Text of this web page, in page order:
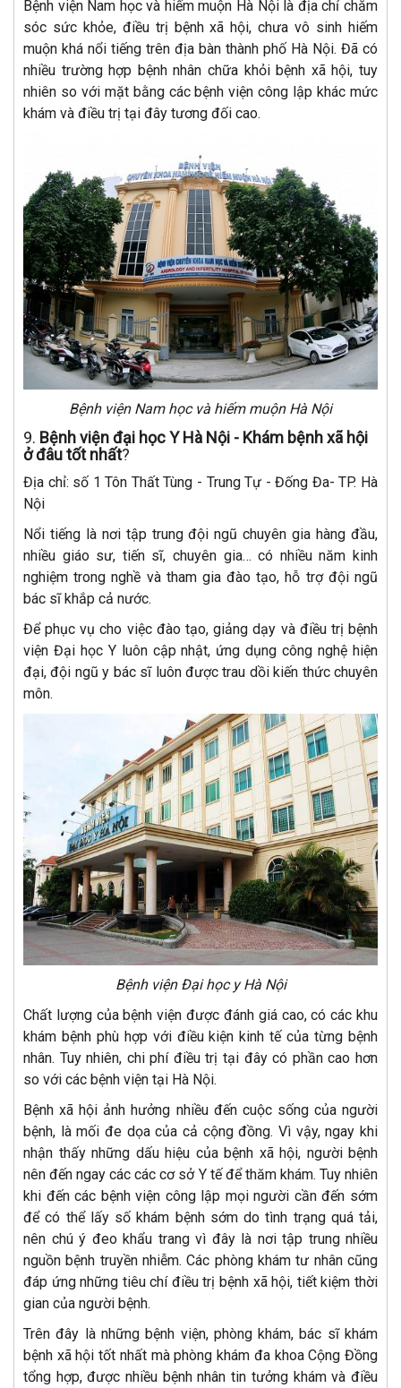
Bệnh viện Nam học và hiếm muộn Hà Nội là địa chỉ chăm
sóc sức khỏe, điều trị bệnh xã hội, chưa vô sinh hiếm
muộn khá nổi tiếng trên địa bàn thành phố Hà Nội. Đã có
nhiều trường hợp bệnh nhân chữa khỏi bệnh xã hội, tuy
nhiên so với mặt bằng các bệnh viện công lập khác mức
khám và điều trị tại đây tương đối cao.
Bệnh viện Nam học và hiếm muộn Hà Nội
9. Bệnh viện đại học Y Hà Nội - Khám bệnh xã hội
ở đâu tốt nhất?
Địa chỉ: số 1 Tôn Thất Tùng - Trung Tự - Đống Đa- TP. Hà
Nội
Nổi tiếng là nơi tập trung đội ngũ chuyên gia hàng đầu,
nhiều giáo sư, tiến sĩ, chuyên gia… có nhiều năm kinh
nghiệm trong nghề và tham gia đào tạo, hỗ trợ đội ngũ
bác sĩ khắp cả nước.
Để phục vụ cho việc đào tạo, giảng dạy và điều trị bệnh
viện Đại học Y luôn cập nhật, ứng dụng công nghệ hiện
đại, đội ngũ y bác sĩ luôn được trau dồi kiến thức chuyên
môn.
Bệnh viện Đại học y Hà Nội
Chất lượng của bệnh viện được đánh giá cao, có các khu
khám bệnh phù hợp với điều kiện kinh tế của từng bệnh
nhân. Tuy nhiên, chi phí điều trị tại đây có phần cao hơn
so với các bệnh viện tại Hà Nội.
Bệnh xã hội ảnh hưởng nhiều đến cuộc sống của người
bệnh, là mối đe dọa của cả cộng đồng. Vì vậy, ngay khi
nhận thấy những dấu hiệu của bệnh xã hội, người bệnh
nên đến ngay các các cơ sở Y tế để thăm khám. Tuy nhiên
khi đến các bệnh viện công lập mọi người cần đến sớm
để có thể lấy số khám bệnh sớm do tình trạng quá tải,
nên chú ý đeo khẩu trang vì đây là nơi tập trung nhiều
nguồn bệnh truyền nhiễm. Các phòng khám tư nhân cũng
đáp ứng những tiêu chí điều trị bệnh xã hội, tiết kiệm thời
gian của người bệnh.
Trên đây là những bệnh viện, phòng khám, bác sĩ khám
bệnh xã hội tốt nhất mà phòng khám đa khoa Cộng Đồng
tổng hợp, được nhiều bệnh nhân tin tưởng khám và điều